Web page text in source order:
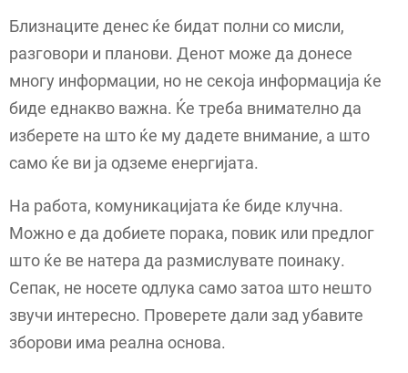
Близнаците денес ќе бидат полни со мисли,
разговори и планови. Денот може да донесе
многу информации, но не секоја информација ќе
биде еднакво важна. Ќе треба внимателно да
изберете на што ќе му дадете внимание, а што
само ќе ви ја одземе енергијата.
На работа, комуникацијата ќе биде клучна.
Можно е да добиете порака, повик или предлог
што ќе ве натера да размислувате поинаку.
Сепак, не носете одлука само затоа што нешто
звучи интересно. Проверете дали зад убавите
зборови има реална основа.